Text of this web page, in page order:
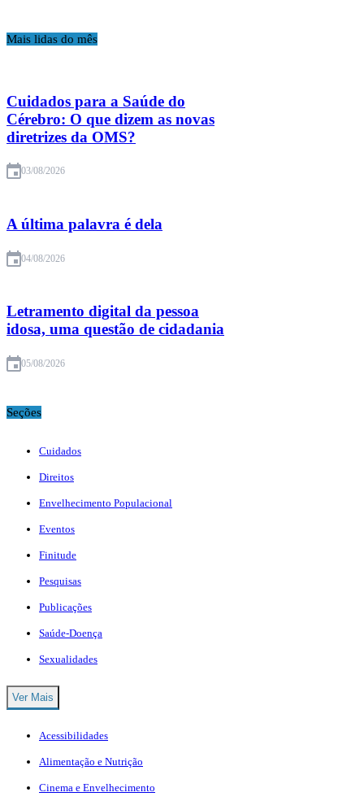
Mais lidas do mês
Cuidados para a Saúde do
Cérebro: O que dizem as novas
diretrizes da OMS?
03/08/2026
A última palavra é dela
04/08/2026
Letramento digital da pessoa
idosa, uma questão de cidadania
05/08/2026
Seções
Cuidados
Direitos
Envelhecimento Populacional
Eventos
Finitude
Pesquisas
Publicações
Saúde-Doença
Sexualidades
Ver Mais
Acessibilidades
Alimentação e Nutrição
Cinema e Envelhecimento